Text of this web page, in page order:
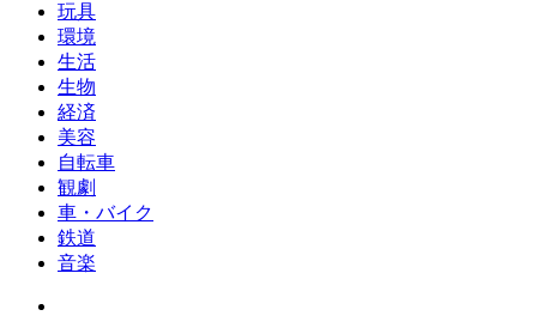
玩具
環境
生活
生物
経済
美容
自転車
観劇
車・バイク
鉄道
音楽